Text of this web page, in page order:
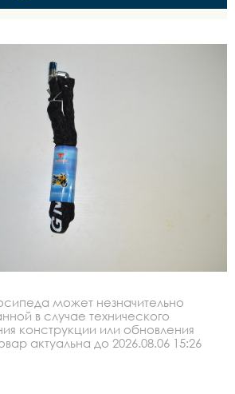
может незначительно
в случае технического
конструкции или обновления
актуальна до 2026.08.06 15:26